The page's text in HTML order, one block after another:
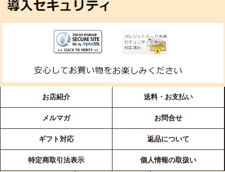
お店紹介 送料・お支払い
メルマガ お問合せ
ギフト対応 返品について
特定商取引法表示 個人情報の取扱い